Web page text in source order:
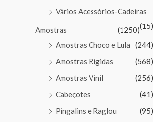
Vários Acessórios-Cadeiras
(15)
Amostras
(1250)
Amostras Choco e Lula
(244)
Amostras Rigidas
(568)
Amostras Vinil
(256)
Cabeçotes
(41)
Pingalins e Raglou
(95)